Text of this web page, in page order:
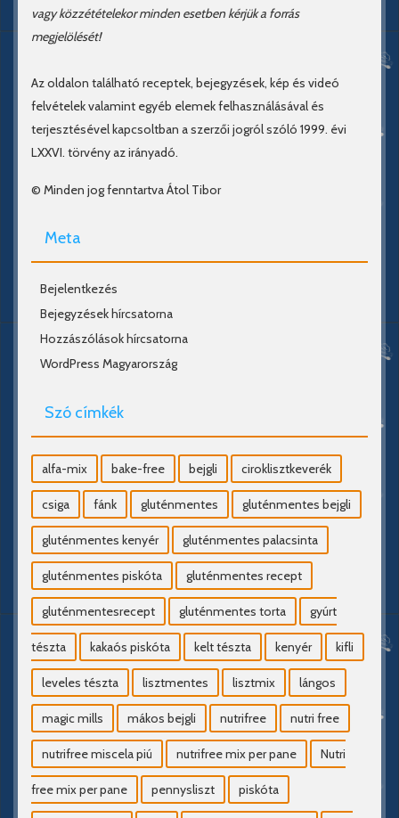
vagy közzétételekor minden esetben kérjük a forrás
megjelölését!
Az oldalon található receptek, bejegyzések, kép és videó
felvételek valamint egyéb elemek felhasználásával és
terjesztésével kapcsoltban a szerzői jogról szóló 1999. évi
LXXVI. törvény az irányadó.
© Minden jog fenntartva Átol Tibor
Meta
Bejelentkezés
Bejegyzések hírcsatorna
Hozzászólások hírcsatorna
WordPress Magyarország
Szó címkék
alfa-mix bake-free bejgli ciroklisztkeverék
csiga fánk gluténmentes gluténmentes bejgli
gluténmentes kenyér gluténmentes palacsinta
gluténmentes piskóta gluténmentes recept
gluténmentesrecept gluténmentes torta gyúrt
tészta kakaós piskóta kelt tészta kenyér kifli
leveles tészta lisztmentes lisztmix lángos
magic mills mákos bejgli nutrifree nutri free
nutrifree miscela piú nutrifree mix per pane Nutri
free mix per pane pennysliszt piskóta